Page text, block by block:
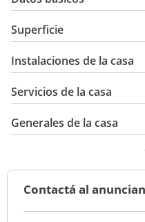
Venta
USD 210.000
Superficie
360 m2
72 m2
Instalaciones de la casa
Servicios de la casa
Generales de la casa
Contactá al